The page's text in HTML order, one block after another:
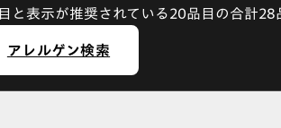
表示が推奨されている20品目の合計28
アレルゲン検索